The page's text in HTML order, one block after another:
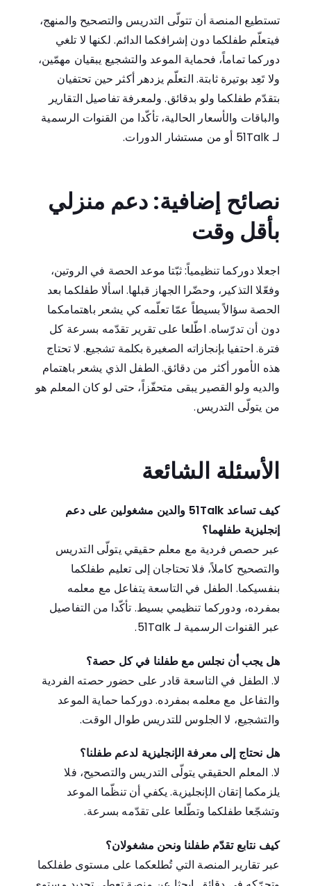
تستطيع المنصة أن تتولّى التدريس والتصحيح والمنهج،
فيتعلّم طفلكما دون إشرافكما الدائم. لكنها لا تلغي
دوركما تماماً، فحماية الموعد والتشجيع يبقيان مهمّين،
ولا تَعِد بوتيرة ثابتة. التعلّم يزدهر أكثر حين تحتفيان
بتقدّم طفلكما ولو بدقائق. ولمعرفة تفاصيل التقارير
والباقات والأسعار الحالية، تأكّدا من القنوات الرسمية
لـ 51Talk أو من مستشار الدورات.
نصائح إضافية: دعم منزلي
بأقل وقت
اجعلا دوركما تنظيمياً: ثبّتا موعد الحصة في الروتين،
وفعّلا التذكير، وحضّرا الجهاز قبلها. اسألا طفلكما بعد
الحصة سؤالاً بسيطاً عمّا تعلّمه كي يشعر باهتمامكما
دون أن تدرّساه. اطّلعا على تقرير تقدّمه بسرعة كل
فترة. احتفيا بإنجازاته الصغيرة بكلمة تشجيع. لا تحتاج
هذه الأمور أكثر من دقائق. الطفل الذي يشعر باهتمام
والديه ولو القصير يبقى متحفّزاً، حتى لو كان المعلم هو
من يتولّى التدريس.
الأسئلة الشائعة
كيف تساعد 51Talk والدين مشغولين على دعم
إنجليزية طفلهما؟
عبر حصص فردية مع معلم حقيقي يتولّى التدريس
والتصحيح كاملاً، فلا تحتاجان إلى تعليم طفلكما
بنفسيكما. الطفل في التاسعة يتفاعل مع معلمه
بمفرده، ودوركما تنظيمي بسيط. تأكّدا من التفاصيل
عبر القنوات الرسمية لـ 51Talk.
هل يجب أن نجلس مع طفلنا في كل حصة؟
لا. الطفل في التاسعة قادر على حضور حصته الفردية
والتفاعل مع معلمه بمفرده. دوركما حماية الموعد
والتشجيع، لا الجلوس للتدريس طوال الوقت.
هل نحتاج إلى معرفة الإنجليزية لدعم طفلنا؟
لا. المعلم الحقيقي يتولّى التدريس والتصحيح، فلا
يلزمكما إتقان الإنجليزية. يكفي أن تنظّما الموعد
وتشجّعا طفلكما وتطّلعا على تقدّمه بسرعة.
كيف نتابع تقدّم طفلنا ونحن مشغولان؟
عبر تقارير المنصة التي تُطلعكما على مستوى طفلكما